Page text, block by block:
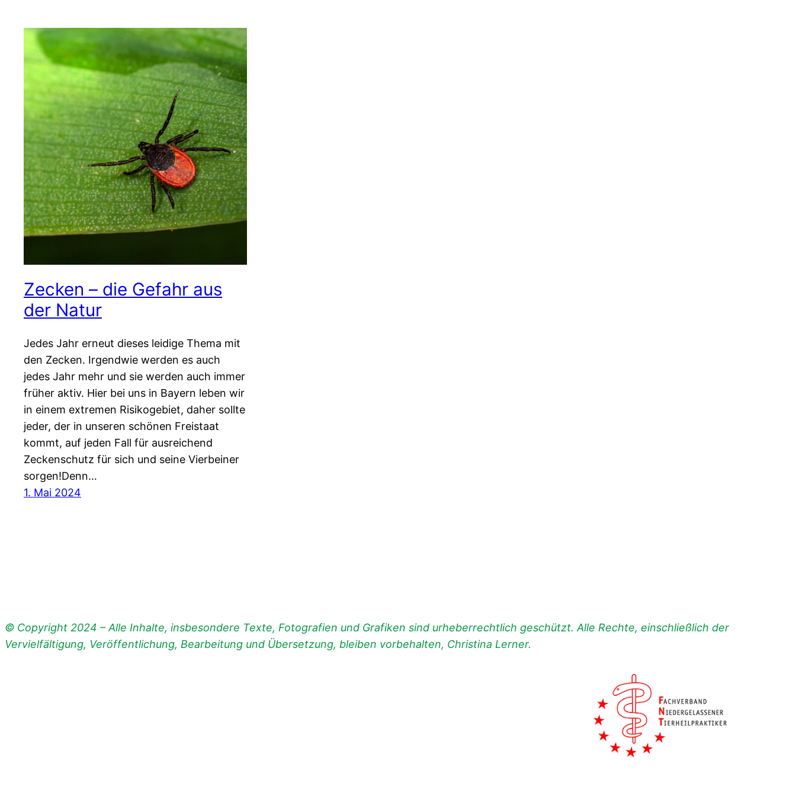
Zecken – die Gefahr aus
der Natur
Jedes Jahr erneut dieses leidige Thema mit
den Zecken. Irgendwie werden es auch
jedes Jahr mehr und sie werden auch immer
früher aktiv. Hier bei uns in Bayern leben wir
in einem extremen Risikogebiet, daher sollte
jeder, der in unseren schönen Freistaat
kommt, auf jeden Fall für ausreichend
Zeckenschutz für sich und seine Vierbeiner
sorgen!Denn…
1. Mai 2024
© Copyright 2024 – Alle Inhalte, insbesondere Texte, Fotografien und Grafiken sind urheberrechtlich geschützt. Alle Rechte, einschließlich der
Vervielfältigung, Veröffentlichung, Bearbeitung und Übersetzung, bleiben vorbehalten, Christina Lerner.